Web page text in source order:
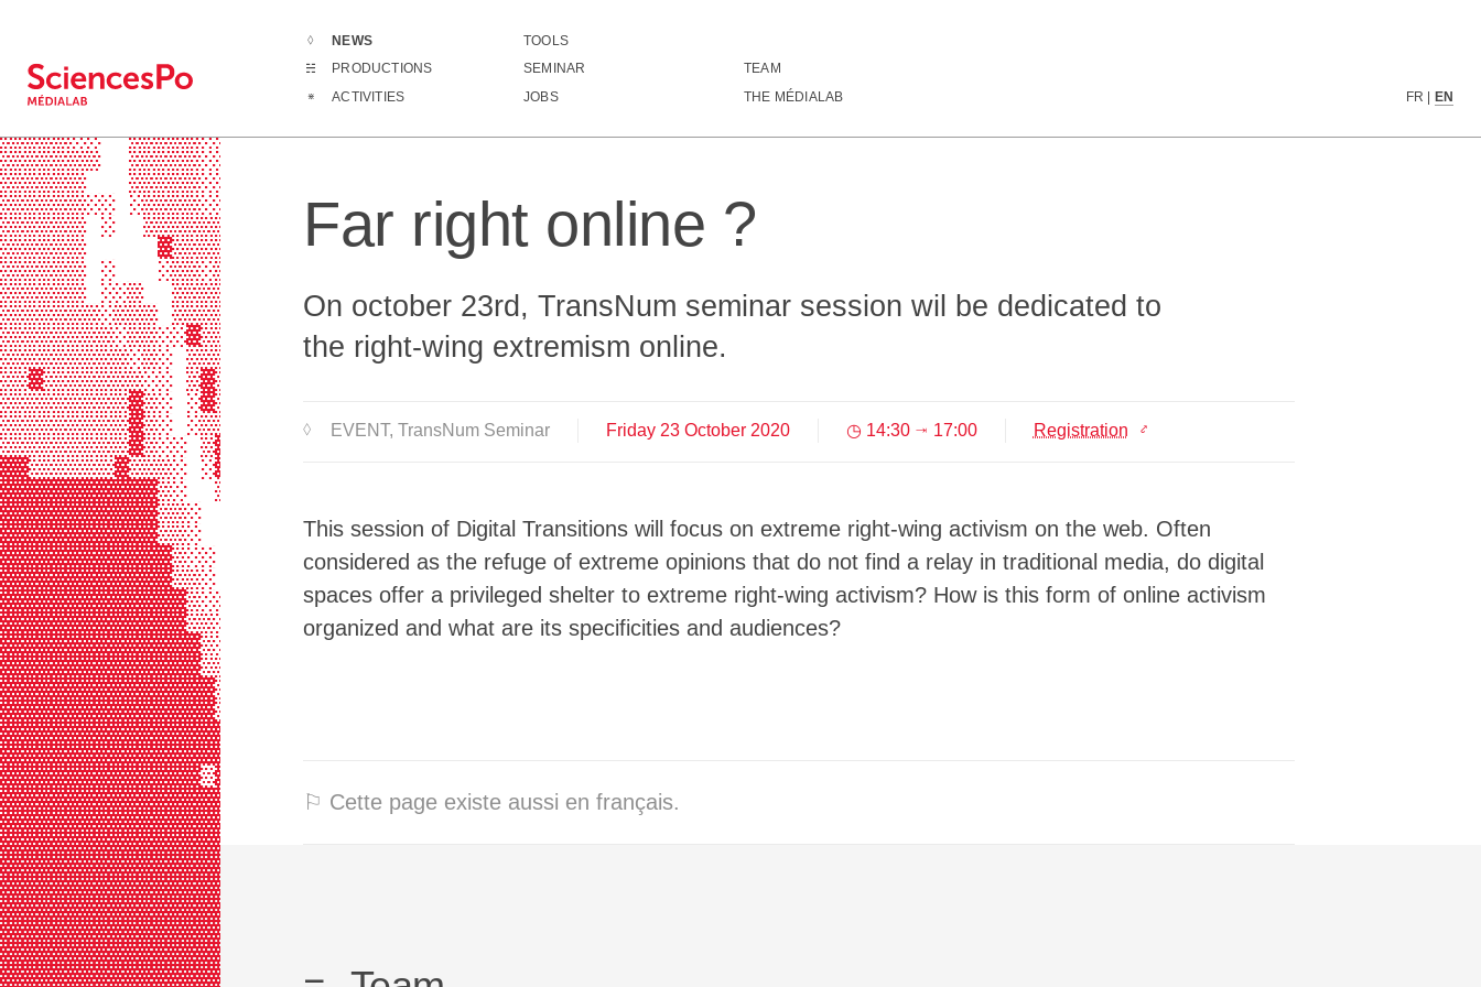
NEWS
PRODUCTIONS
ACTIVITIES
TOOLS
SEMINAR
JOBS
TEAM
THE MÉDIALAB
FR EN
News Far right online ?
░░░░░░   ░░░░
▒▒▒▒▒░░
▒▒▒▒▒▒▒
▒▒▒▒▒▒
▒▒▒▒▒▒░░
▒▒▒▒▒▒ ░
▒▒▒▒▒▒
▒▒▒▒▒▒ ░
▒▒▒▒▒▒ ░░▒
▒▒▒▒▒▒▒░▒▒▒
▒▒▒▒▒▒▒▒▒░▒░
▒▒▓▒▒▒▒▒▒▒░░ ▒▓▒▒▒▒▒▒▒▒▒▒▒▒▒▒▒░▒▒▒▒░
▒▒▒▒▒▒▒▒▒▓▒░ ░▓▒▒▒▒▒▒▒▒▒▒▒▒▒▒▒░░░░░░
▒▒▒▒▒▒▒▒▒▓▒░ ░▒▒▒▒▒▒▒▒▒▒▒▒▒▒▒▒░░░░░░░
▒▒▒▒▒▒▒▒▒▓▒░░ ▒▓▒▒▒▒▒▒▒▒▒▒▒▒▒▒▒░░░░░░
▓▓▒▒▒▒▒▒▓▒▒▒░ ░▓▒▒▒▒▒▒▒▒▒▒▒▒▒▒▒▒▒▒▒░░░░
▓▓▓▓▓▓▓▓▓▓▓▒░  ▒▓▒▒▒▒▓▒▒▒▒▒▒▒▒▒▒▒▒▒▒▒▒░░
▓▓▓▓▓▓▓▓▓▓▓▒▒░  ▒▓▒▓▓▓▓▒▒▓▒▓▒▒▒▒▒▒▒▒▒▒▒░░
▓▓▓▓▓▓▓▓▓▓▓▒▒░  ░▓▒▓▓▓▓▓▒▒▒▒▒▒▓▓▓▒▒▒▒▒▒▒▒▒░░▒▒▒▒▒▒▒▒▒▒▒▒▒▒▒▒▒▒▒▒▒▒▒▒▒▒▒▒▒▒▒▒▒▒▒▒▒▒▒▒▒░░░░░░░░░░░░░░
▓▓▓▓▓▓▓▓▓▓▓▓▒░░  ▒▓▓▓▓▓▓▒▒▒▒▒▓▒▒▒▒▒▒▒▒▒▒▒▒▒▒▒▒▒▒▒▒▒▒▒▒▒▒▒▒▒▒▒▒▒▒▒▒▒▒▒▒▒▒▒▒▒▒▒▒▒▒▒▒▒▒▒░░░░░░░░░░░░░
▓▓▓▓▓▓▓▓▓▓▓▓▒▒░  ▒▓▒▓▓▓▓▒▒▒▒▒▒▓▓▓▓▓▓▒▓▒▒▒▒▒▒▒▒▒▒▒▒▒▒▒▒▒▒▒▒▒▒▒▒▒▒▒▒▒▒▒▒▒▒▒▒▒▒▒▒▒▒▒▒▒▒░░░░░░░░░░░░░░
▓▓▓▓▓▓▓▓▓▓▓▓▓▒░░ ░▓▒▓▓▓▓▒▒▒▒▒▓▒   ░▒▓▒▒▒▒▒▒▒▒▒▒▒▒▒▒▒▒▒▒▒▒▒▒▒▒▒▒▒▒▒▒▒▒▒▒▒▒▒▒▒▒▒▒▒▒▒▒▒▒░░░░░░░░░░░░
▓▓▓▓▓▓▓▓▓▓▓▓▓▒▒░ ░▒▓▓▓▓▓▒▒▒▒▓▒      ▒▓▒▒▒▒▒▓▒▒▒▒▒▒▒▒▒▒▒▒▒▒▒▒▒▒▒▒▒▒▒▒▒▒▒▒▒▒▒▒▒▒▒▒▒▒▒▒▒▒░░░░░░░░░░░░░
▓▓▓▓▓▓▓▓▓▓▓▓▓▓▒░  ▒▓▒▓▓▓▓▓▒▒▓       ░▒▓▓▒▒▒▓▒▒▒▒▒▒▒▒▒▒▒▒▒▒▒▒▒▒▒▒▒▒▒▒▒▒▒▒▒▒▒▒▒▒▒▒▒▒▒▒▒▒▒░░░░░░░░░░░░
▓▓▓▓▓▓▓▓▓▓▓▓▓▓▒▒░ ░▓▒▓▓▓▓▓▒▓▒       ░▒▓▓▓▒▒▓▒▒▒▒▒▒▒▒▒▒▒▒▒▒▒▒▒▒▒▒▒▒▒▒▒▒▒▒▒▒▒▒▒▒▒▒▒▒▒▒▒▒▒▒▒░░░░░░░░░░
▓▓▓▓▓▓▓▓▓▓▓▓▓▓▓▒░  ░▓▒▓▓▓▓▒▓▒░▒ ▒░░░░▒▒▓▒▓▒▒▒▒▓▒▒▒▒▒▒▒▒▒▒▒▒▒▒▒▒▒▒▒▒▒▒▒▒▒▒▒▒▒▒▒▒▒▒▒▒▒▒▒▒▒▒▒░░░░░░ ░░░
▓▓▓▓▓▓▓▓▓▓▓▓▓▓▓▒▒░  ▒▓▓▓▓▓▒▓░       ░▒░▒▓▒  ▒ ▒▓▒▒▓▒▒▒▒▒▒▒▒▒▒▒▒▒▒▒▒▒▒▒▒▒▒▒▒▒▒▒▒▒▒▒▒▒▒▒▒▒▒▒▒░░░░
▓▓▓▓▓▓▓▓▓▓▓▓▓▓▓▓▒░░ ░▓▒▓▓▓▒▓   ░    ░░░░▓▒ ░░
▓▓▓▓▓▓▓▓▓▓▓▓▓▓▓▓▒▒░░░▒▓▓▓▓▓▓   ░
▓▓▓▓▓▓▓▓▓▓▓▓▓▓▒▓▒▒▒░░░▓▒▓▓▒▓░ ░░░ ░░░░▒▓▒▓░▒▒░▒
▓▓▓▓▓▓▓▓▓▓▓▓▓▓▓▓▒▒▒▒░░▒▓▓▓▒▓▒
▓▓▓▓▓▓▓▓▓▓▓▓▓▓▓▓▓▒▒▒░░▒▓▒▓▓▓▒ ░░░
▓▓▓▓▓▓▓▓▓▓▓▓▓▓▓▓▓▓▒▒▒░▒▓▒▒▓▒▓
▓▓▓▓▓▓▓▓▓▓▓▓▓▓▓▓▓▓▒▒▒▒▓▓▓▓▓▓▓▒   ░▒▒░▒▓▒▓▓▓▓▓▒▒▒░
▓▓▓▓▓▓▓▓▓▓▓▓▓▓▓▓▓▓▓▒▒▓▓▓▓▓▓▓▓▒▓▓▓▒▒░ ░▓▒▓▓▓▓▓▓▒▓▒░
▓▓▓▓▓▓▓▓▓▓▓▓▓▓▓▓▓▓▓▓▓▓▓▓▓▓▓▓▒▓▓▒▓▒▒▒░▒▓▒▓▓▓▓▓▓▒▒▓▒  ▒▓▒▒▒▒▒▓▒
▓▓▓▓▓▓▓▓▓▓▓▓▓▓▓▓▓▓▓▓▓▓▓▓▓▓▓▓▓▓▓▓▓▓▓▓▓▓▓▓▓▓▓▓▓▓▓▒▓▒░  ▒▒▓▓▓▒▓
▓▓▓▓▓▓▓▓▓▓▓▓▓▓▓▓▓▓▓▓▓▓▓▓▓▓▓▓▓▓▓▓▓▓▓▓▓▓▓▓▓▓▓▓▓▓▓▓▓▓▒░ ▒▓▓▓▓▒▓░   ░░
Far right online ?
On october 23rd, TransNum seminar session wil be dedicated to
the right-wing extremism online.
EVENT, TransNum Seminar Friday 23 October 2020 14:30 ⇥ 17:00 Registration
This session of Digital Transitions will focus on extreme right-wing activism on the web. Often
considered as the refuge of extreme opinions that do not find a relay in traditional media, do digital
spaces offer a privileged shelter to extreme right-wing activism? How is this form of online activism
organized and what are its specificities and audiences?
⚐ Cette page existe aussi en français.